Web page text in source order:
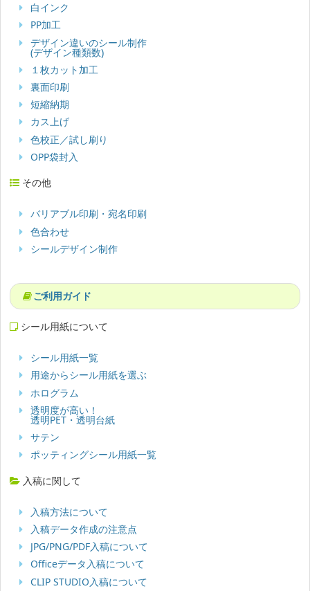
白インク
PP加工
デザイン違いのシール制作
(デザイン種類数)
１枚カット加工
裏面印刷
短縮納期
カス上げ
色校正／試し刷り
OPP袋封入
その他
バリアブル印刷・宛名印刷
色合わせ
シールデザイン制作
ご利用ガイド
シール用紙について
シール用紙一覧
用途からシール用紙を選ぶ
ホログラム
透明度が高い！
透明PET・透明台紙
サテン
ポッティングシール用紙一覧
入稿に関して
入稿方法について
入稿データ作成の注意点
JPG/PNG/PDF入稿について
Officeデータ入稿について
CLIP STUDIO入稿について